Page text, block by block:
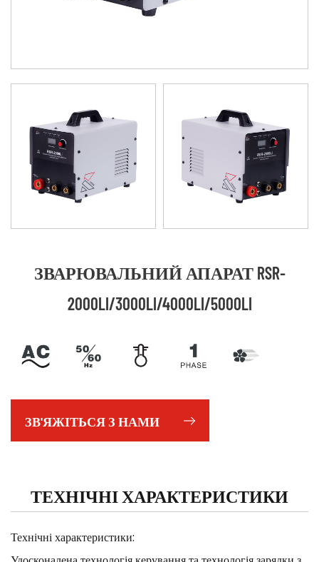
ЗВАРЮВАЛЬНИЙ АПАРАТ RSR-
2000LI/3000LI/4000LI/5000LI
ЗВ'ЯЖІТЬСЯ З НАМИ
ТЕХНІЧНІ ХАРАКТЕРИСТИКИ
Технічні характеристики: